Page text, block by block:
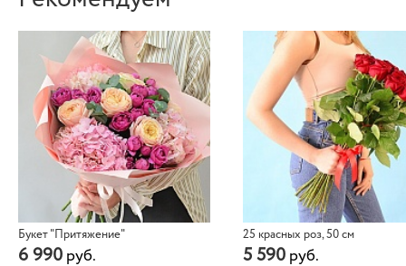
Букет "Притяжение"
6 990 руб.
25 красных роз, 50 см
5 590 руб.